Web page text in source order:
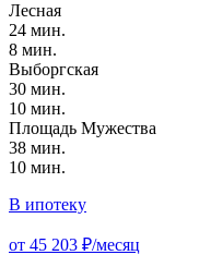
Лесная
24 мин.
8 мин.
Выборгская
30 мин.
10 мин.
Площадь Мужества
38 мин.
10 мин.
В ипотеку
от 45 203 ₽/месяц